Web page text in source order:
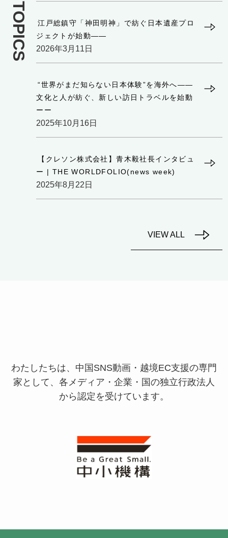
TOPICS
江戸総鎮守「神田明神」で紡ぐ日本遺産プロ
ジェクトが始動——
2026年3月11日
“世界がまだ知らない日本体験”を海外へ——
文化と人が紡ぐ、新しい訪日トラベルを始動
ーー
2025年10月16日
【クレソン株式会社】青木毅社長インタビュ
ー | THE WORLDFOLIO(news week)
2025年8月22日
VIEW ALL
わたしたちは、中国SNS動画・越境EC支援の専門
家として、 各メディア・企業・国の独立行政法人
から認定を受けています。